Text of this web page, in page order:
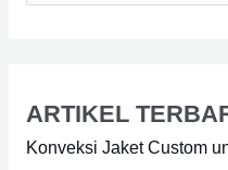
c
h
ARTIKEL
Konveksi Jaket Custom